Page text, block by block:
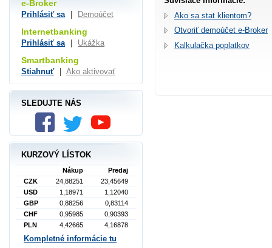
Ako sa stat klientom?
Otvoriť demoúčet e-Broker
Kalkulačka poplatkov
e-Broker
Prihlásiť sa Demoúčet
Internetbanking
Prihlásiť sa Ukážka
Smartbanking
Stiahnuť Ako aktivovať
SLEDUJTE NÁS
KURZOVÝ LÍSTOK
Nákup
Predaj
CZK
24,88251
23,45649
USD
1,18971
1,12040
GBP
0,88256
0,83114
CHF
0,95985
0,90393
PLN
4,42665 4,16878
Kompletné informácie tu